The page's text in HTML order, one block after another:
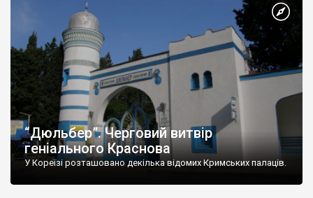
“Дюльбер”. Черговий витвір
геніального Краснова
У Кореїзі розташовано декілька відомих Кримських палаців.